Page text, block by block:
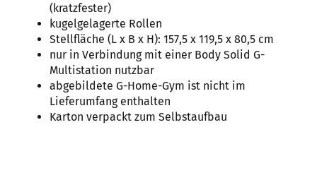
(kratzfester)
kugelgelagerte Rollen
Stellfläche (L x B x H): 157,5 x 119,5 x 80,5 cm
nur in Verbindung mit einer Body Solid G-
Multistation nutzbar
abgebildete G-Home-Gym ist nicht im
Lieferumfang enthalten
Karton verpackt zum Selbstaufbau